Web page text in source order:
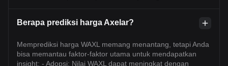
Berapa prediksi harga Axelar?
Memprediksi harga WAXL memang menantang, tetapi Anda
bisa memantau faktor-faktor utama untuk mendapatkan
insight: - Adopsi: Nilai WAXL dapat meningkat dengan